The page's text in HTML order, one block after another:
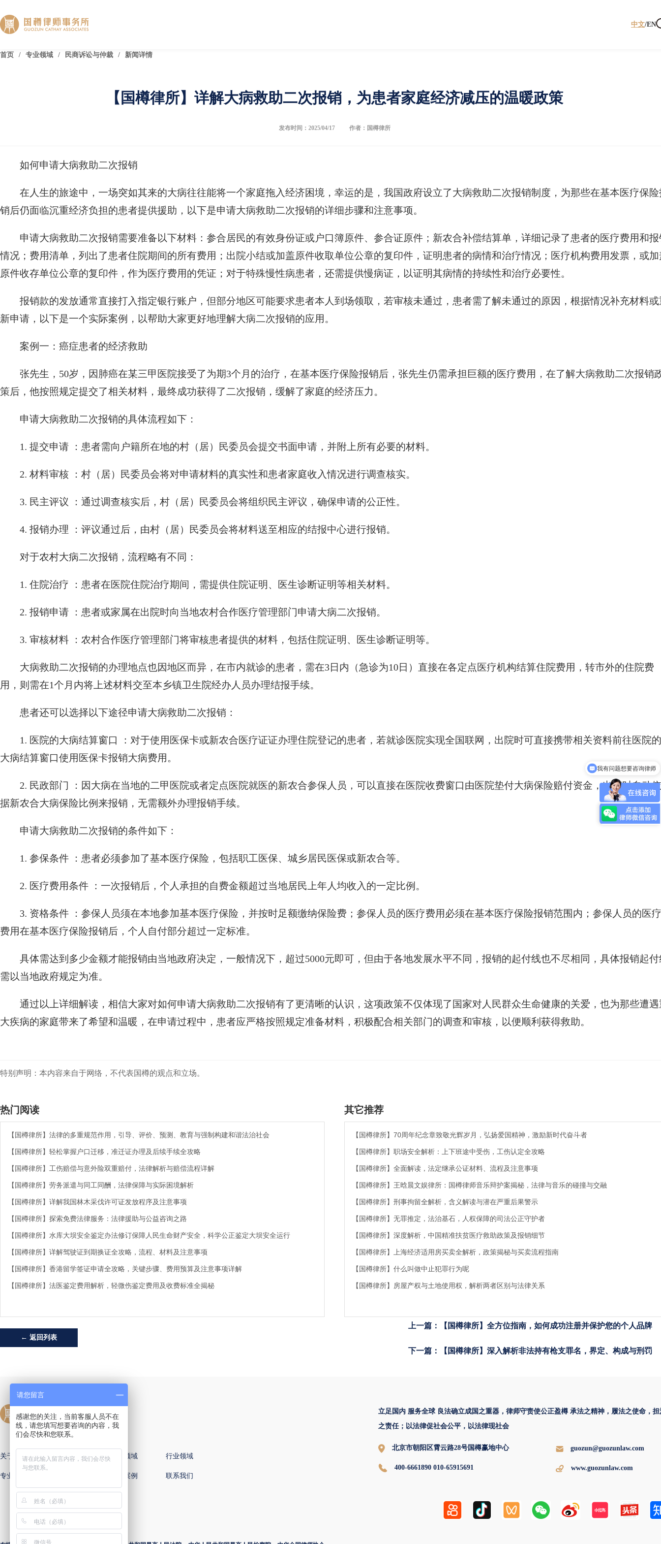
中文/EN
首页 / 专业领域 / 民商诉讼与仲裁 / 新闻详情
【国樽律所】详解大病救助二次报销，为患者家庭经济减压的温暖政策
发布时间：2025/04/17 作者：国樽律所
如何申请大病救助二次报销
在人生的旅途中，一场突如其来的大病往往能将一个家庭拖入经济困境，幸运的是，我国政府设立了大病救助二次报销制度，为那些在基本医疗保险
销后仍面临沉重经济负担的患者提供援助，以下是申请大病救助二次报销的详细步骤和注意事项。
申请大病救助二次报销需要准备以下材料：参合居民的有效身份证或户口簿原件、参合证原件；新农合补偿结算单，详细记录了患者的医疗费用和报
情况；费用清单，列出了患者住院期间的所有费用；出院小结或加盖原件收取单位公章的复印件，证明患者的病情和治疗情况；医疗机构费用发票，或加
原件收存单位公章的复印件，作为医疗费用的凭证；对于特殊慢性病患者，还需提供慢病证，以证明其病情的持续性和治疗必要性。
报销款的发放通常直接打入指定银行账户，但部分地区可能要求患者本人到场领取，若审核未通过，患者需了解未通过的原因，根据情况补充材料或
新申请，以下是一个实际案例，以帮助大家更好地理解大病二次报销的应用。
案例一：癌症患者的经济救助
张先生，50岁，因肺癌在某三甲医院接受了为期3个月的治疗，在基本医疗保险报销后，张先生仍需承担巨额的医疗费用，在了解大病救助二次报销
策后，他按照规定提交了相关材料，最终成功获得了二次报销，缓解了家庭的经济压力。
申请大病救助二次报销的具体流程如下：
1. 提交申请 ：患者需向户籍所在地的村（居）民委员会提交书面申请，并附上所有必要的材料。
2. 材料审核 ：村（居）民委员会将对申请材料的真实性和患者家庭收入情况进行调查核实。
3. 民主评议 ：通过调查核实后，村（居）民委员会将组织民主评议，确保申请的公正性。
4. 报销办理 ：评议通过后，由村（居）民委员会将材料送至相应的结报中心进行报销。
对于农村大病二次报销，流程略有不同：
1. 住院治疗 ：患者在医院住院治疗期间，需提供住院证明、医生诊断证明等相关材料。
2. 报销申请 ：患者或家属在出院时向当地农村合作医疗管理部门申请大病二次报销。
3. 审核材料 ：农村合作医疗管理部门将审核患者提供的材料，包括住院证明、医生诊断证明等。
大病救助二次报销的办理地点也因地区而异，在市内就诊的患者，需在3日内（急诊为10日）直接在各定点医疗机构结算住院费用，转市外的住院费
用，则需在1个月内将上述材料交至本乡镇卫生院经办人员办理结报手续。
患者还可以选择以下途径申请大病救助二次报销：
1. 医院的大病结算窗口 ：对于使用医保卡或新农合医疗证证办理住院登记的患者，若就诊医院实现全国联网，出院时可直接携带相关资料前往医院的
大病结算窗口使用医保卡报销大病费用。
2. 民政部门 ：因大病在当地的二甲医院或者定点医院就医的新农合参保人员，可以直接在医院收费窗口由医院垫付大病保险赔付资金，出院时自动依
据新农合大病保险比例来报销，无需额外办理报销手续。
申请大病救助二次报销的条件如下：
1. 参保条件 ：患者必须参加了基本医疗保险，包括职工医保、城乡居民医保或新农合等。
2. 医疗费用条件 ：一次报销后，个人承担的自费金额超过当地居民上年人均收入的一定比例。
3. 资格条件 ：参保人员须在本地参加基本医疗保险，并按时足额缴纳保险费；参保人员的医疗费用必须在基本医疗保险报销范围内；参保人员的医疗
费用在基本医疗保险报销后，个人自付部分超过一定标准。
具体需达到多少金额才能报销由当地政府决定，一般情况下，超过5000元即可，但由于各地发展水平不同，报销的起付线也不尽相同，具体报销起付
需以当地政府规定为准。
通过以上详细解读，相信大家对如何申请大病救助二次报销有了更清晰的认识，这项政策不仅体现了国家对人民群众生命健康的关爱，也为那些遭遇
大疾病的家庭带来了希望和温暖，在申请过程中，患者应严格按照规定准备材料，积极配合相关部门的调查和审核，以便顺利获得救助。
特别声明：本内容来自于网络，不代表国樽的观点和立场。
热门阅读
【国樽律所】法律的多重规范作用，引导、评价、预测、教育与强制构建和谐法治社会
【国樽律所】轻松掌握户口迁移，准迁证办理及后续手续全攻略
【国樽律所】工伤赔偿与意外险双重赔付，法律解析与赔偿流程详解
【国樽律所】劳务派遣与同工同酬，法律保障与实际困境解析
【国樽律所】详解我国林木采伐许可证发放程序及注意事项
【国樽律所】探索免费法律服务：法律援助与公益咨询之路
【国樽律所】水库大坝安全鉴定办法修订保障人民生命财产安全，科学公正鉴定大坝安全运行
【国樽律所】详解驾驶证到期换证全攻略，流程、材料及注意事项
【国樽律所】香港留学签证申请全攻略，关键步骤、费用预算及注意事项详解
【国樽律所】法医鉴定费用解析，轻微伤鉴定费用及收费标准全揭秘
其它推荐
【国樽律所】70周年纪念章致敬光辉岁月，弘扬爱国精神，激励新时代奋斗者
【国樽律所】职场安全解析：上下班途中受伤，工伤认定全攻略
【国樽律所】全面解读，法定继承公证材料、流程及注意事项
【国樽律所】王晗晨文娱律所：国樽律师音乐辩护案揭秘，法律与音乐的碰撞与交融
【国樽律所】刑事拘留全解析，含义解读与潜在严重后果警示
【国樽律所】无罪推定，法治基石，人权保障的司法公正守护者
【国樽律所】深度解析，中国精准扶贫医疗救助政策及报销细节
【国樽律所】上海经济适用房买卖全解析，政策揭秘与买卖流程指南
【国樽律所】什么叫做中止犯罪行为呢
【国樽律所】房屋产权与土地使用权，解析两者区别与法律关系
← 返回列表
上一篇：【国樽律所】全方位指南，如何成功注册并保护您的个人品牌
下一篇：【国樽律所】深入解析非法持有枪支罪名，界定、构成与刑罚
关于国樽 全球办公室 专业领域 行业领域
专业律师 国樽案例 联系我们
立足国内 服务全球 良法确立成国之重器，律师守责使公正盈樽 承法之精神，履法之使命，担
之责任；以法律促社会公平，以法律现社会
北京市朝阳区霄云路28号国樽赢地中心 guozun@guozunlaw.com
400-6661890 010-65915691 www.guozunlaw.com
我有问题想要咨询律师
请您留言
感谢您的关注，当前客服人员不在
线，请您填写想要咨询的内容，我
们会尽快和您联系。